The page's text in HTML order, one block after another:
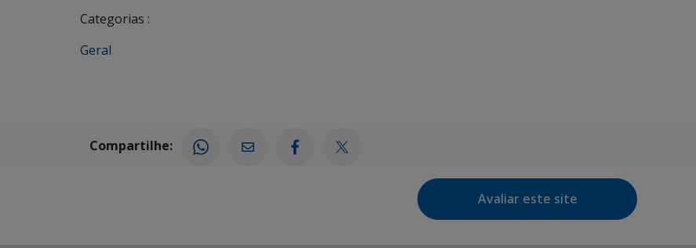
Categorias :
Geral
Compartilhe:
Avaliar este site